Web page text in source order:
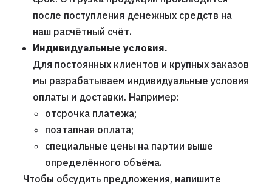
после поступления денежных средств на
наш расчётный счёт.
Индивидуальные условия.
Для постоянных клиентов и крупных заказов
мы разрабатываем индивидуальные условия
оплаты и доставки. Например:
отсрочка платежа;
поэтапная оплата;
специальные цены на партии выше
определённого объёма.
Чтобы обсудить предложения, напишите